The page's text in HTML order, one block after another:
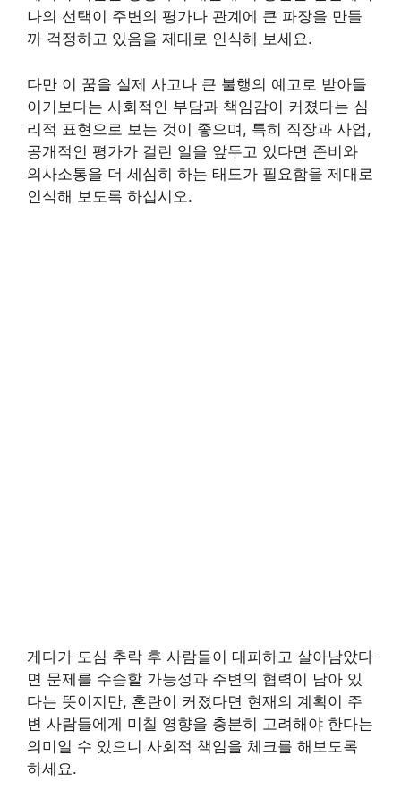
나의 선택이 주변의 평가나 관계에 큰 파장을 만들
까 걱정하고 있음을 제대로 인식해 보세요.
다만 이 꿈을 실제 사고나 큰 불행의 예고로 받아들
이기보다는 사회적인 부담과 책임감이 커졌다는 심
리적 표현으로 보는 것이 좋으며, 특히 직장과 사업,
공개적인 평가가 걸린 일을 앞두고 있다면 준비와
의사소통을 더 세심히 하는 태도가 필요함을 제대로
인식해 보도록 하십시오.
게다가 도심 추락 후 사람들이 대피하고 살아남았다
면 문제를 수습할 가능성과 주변의 협력이 남아 있
다는 뜻이지만, 혼란이 커졌다면 현재의 계획이 주
변 사람들에게 미칠 영향을 충분히 고려해야 한다는
의미일 수 있으니 사회적 책임을 체크를 해보도록
하세요.